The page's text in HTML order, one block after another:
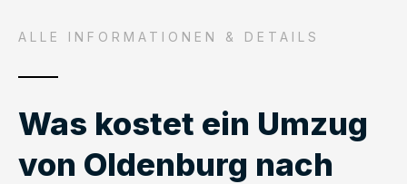
ALLE INFORMATIONEN & DETAILS
Was kostet ein Umzug
von Oldenburg nach